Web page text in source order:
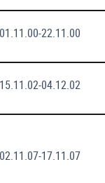
22.11.00
04.12.02
17.11.07